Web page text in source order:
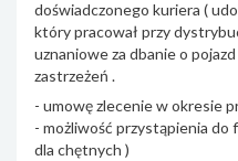
doświadczonego kuriera (
który pracował przy
uznaniowe za dbanie o
zastrzeżeń .
- umowę zlecenie w okresie
- możliwość przystąpienia
dla chętnych )